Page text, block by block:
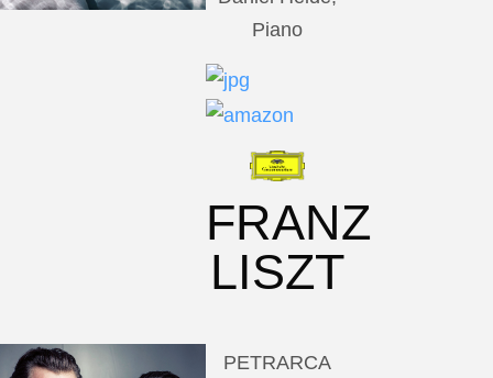
Piano
FRANZ
LISZT
PETRARCA